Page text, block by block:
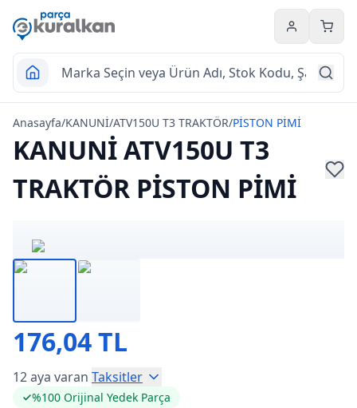
Hesabım
Anasayfa/KANUNİ/ATV150U T3 TRAKTÖR/PİSTON PİMİ
KANUNİ ATV150U T3
TRAKTÖR PİSTON PİMİ
176,04 TL
12 aya varan Taksitler
%100 Orijinal Yedek Parça